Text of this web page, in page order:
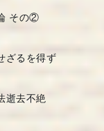
その②
ざるを得ず
逝去不絶